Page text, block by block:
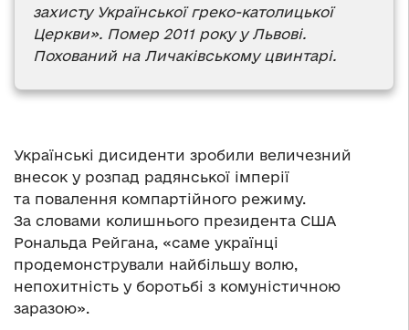
захисту Української греко-католицької
Церкви». Помер 2011 року у Львові.
Похований на Личаківському цвинтарі.
Українські дисиденти зробили величезний
внесок у розпад радянської імперії
та повалення компартійного режиму.
За словами колишнього президента США
Рональда Рейгана, «саме українці
продемонстрували найбільшу волю,
непохитність у боротьбі з комуністичною
заразою».